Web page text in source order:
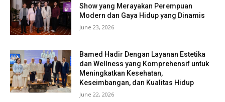
Show yang Merayakan Perempuan
Modern dan Gaya Hidup yang Dinamis
June 23, 2026
Bamed Hadir Dengan Layanan Estetika
dan Wellness yang Komprehensif untuk
Meningkatkan Kesehatan,
Keseimbangan, dan Kualitas Hidup
June 22, 2026